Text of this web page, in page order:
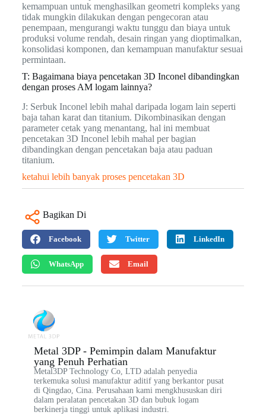
kemampuan untuk menghasilkan geometri kompleks yang
tidak mungkin dilakukan dengan pengecoran atau
penempaan, mengurangi waktu tunggu dan biaya untuk
produksi volume rendah, desain ringan yang dioptimalkan,
konsolidasi komponen, dan kemampuan manufaktur sesuai
permintaan.
T: Bagaimana biaya pencetakan 3D Inconel dibandingkan
dengan proses AM logam lainnya?
J: Serbuk Inconel lebih mahal daripada logam lain seperti
baja tahan karat dan titanium. Dikombinasikan dengan
parameter cetak yang menantang, hal ini membuat
pencetakan 3D Inconel lebih mahal per bagian
dibandingkan dengan pencetakan baja atau paduan
titanium.
ketahui lebih banyak proses pencetakan 3D
Bagikan Di
Facebook Twitter LinkedIn
WhatsApp Email
Metal 3DP - Pemimpin dalam Manufaktur
yang Penuh Perhatian
Metal3DP Technology Co, LTD adalah penyedia
terkemuka solusi manufaktur aditif yang berkantor pusat
di Qingdao, Cina. Perusahaan kami mengkhususkan diri
dalam peralatan pencetakan 3D dan bubuk logam
berkinerja tinggi untuk aplikasi industri.